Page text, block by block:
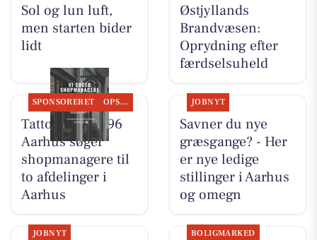
Sol og lun luft,
men starten bider
lidt
Østjyllands
Brandvæsen:
Oprydning efter
færdselsuheld
SPONSORERET OPSLAGSTAVLEN
Tattoo Studio 96
Aarhus søger
shopmanagere til
to afdelinger i
Aarhus
JOBNYT
Savner du nye
græsgange? - Her
er nye ledige
stillinger i Aarhus
og omegn
JOBNYT BOLIGMARKED